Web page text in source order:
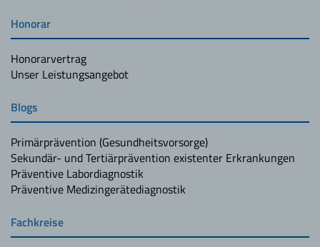
Honorar
Honorarvertrag
Unser Leistungsangebot
Blogs
Primärprävention (Gesundheitsvorsorge)
Sekundär- und Tertiärprävention existenter Erkrankungen
Präventive Labordiagnostik
Präventive Medizingerätediagnostik
Fachkreise